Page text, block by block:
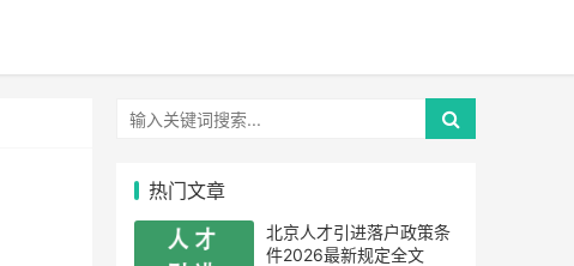
热门文章
北京人才引进落户政策条
件2026最新规定全文